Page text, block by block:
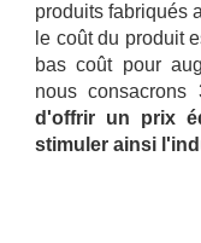
produits fabriqués
le coût du produit
bas coût pour
nous consacrons
d'offrir un prix
stimuler ainsi